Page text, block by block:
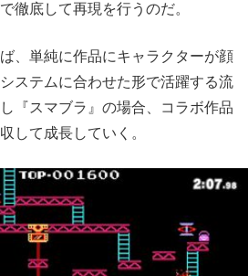
徹底して再現を行うのだ。
、単純に作品にキャラクターが顔
ステムに合わせた形で活躍する流
『スマブラ』の場合、コラボ作品
して成長していく。